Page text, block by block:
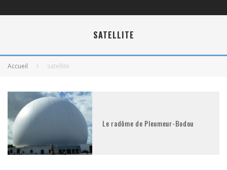
SATELLITE
Accueil satellite
Le radôme de Pleumeur-Bodou